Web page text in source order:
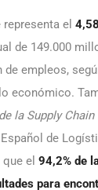
el
de 149.000
empleos,
económico.
la Supply Chain
de
el 94,2% de
para